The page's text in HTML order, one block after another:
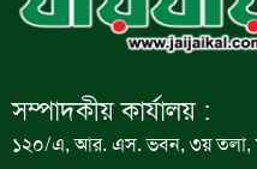
সম্পাদকীয় কার্যালয় :
১২০/এ, আর. এস. ভবন, ৩য় তলা,